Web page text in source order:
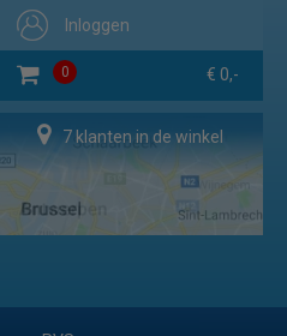
Inloggen
0 € 0,-
7 klanten in de winkel